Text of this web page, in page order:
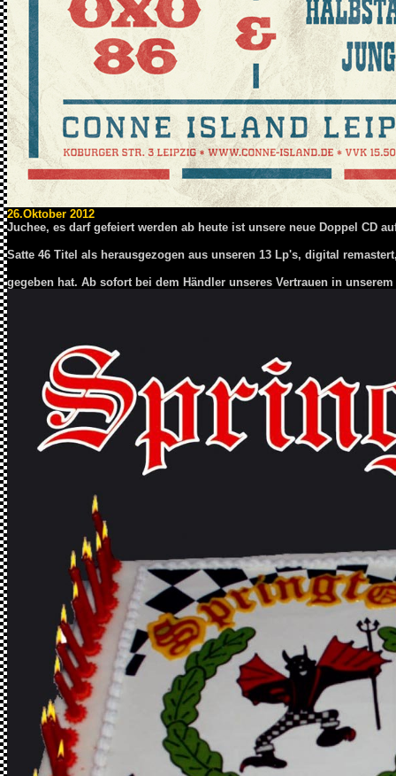
26.Oktober 2012
Juchee, es darf gefeiert werden ab heute ist unsere neue Doppel CD
Satte 46 Titel als herausgezogen aus unseren 13 Lp's, digital
gegeben hat. Ab sofort bei dem Händler unseres Vertrauen in unserem